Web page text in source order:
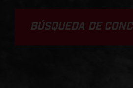
BÚSQUEDA DE